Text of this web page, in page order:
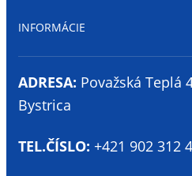
INFORMÁCIE
ADRESA: Považská Teplá
Bystrica
TEL.ČÍSLO: +421 902 312